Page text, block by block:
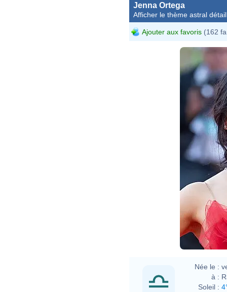
Jenna Ortega
Afficher le thème astral
Ajouter aux favoris (162
Née le :
à :
Soleil :